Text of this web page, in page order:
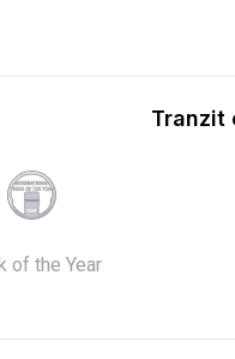
Tranzit
of the Year